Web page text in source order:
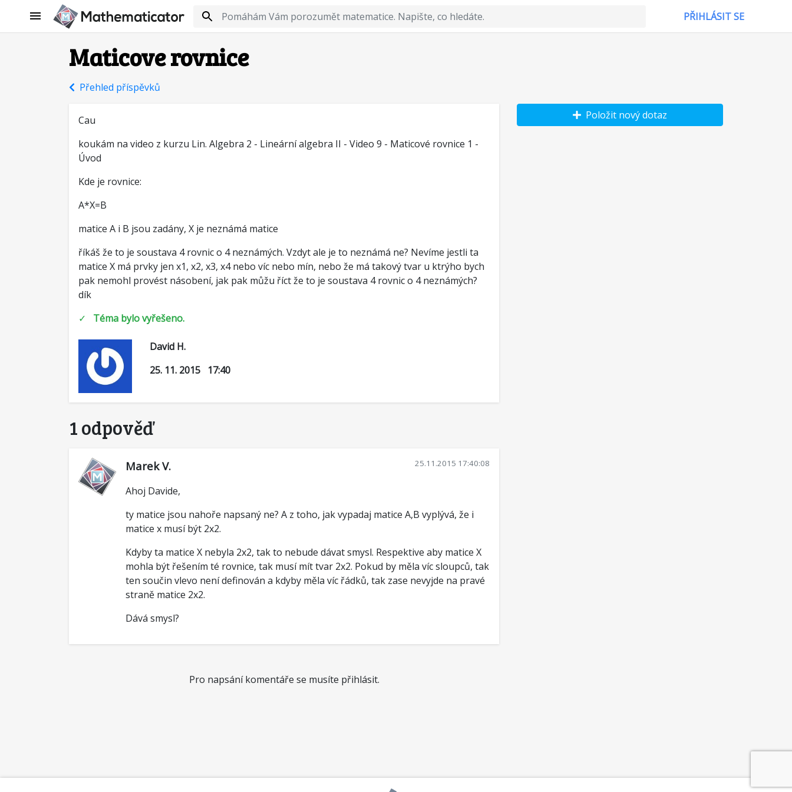
PŘIHLÁSIT SE
Maticove rovnice
Přehled příspěvků
Cau
koukám na video z kurzu Lin. Algebra 2 - Lineární algebra II - Video 9 - Maticové rovnice 1 -
Úvod
Kde je rovnice:
A*X=B
matice A i B jsou zadány, X je neznámá matice
říkáš že to je soustava 4 rovnic o 4 neznámých. Vzdyt ale je to neznámá ne? Nevíme jestli ta
matice X má prvky jen x1, x2, x3, x4 nebo víc nebo mín, nebo že má takový tvar u ktrýho bych
pak nemohl provést násobení, jak pak můžu říct že to je soustava 4 rovnic o 4 neznámých?
dík
✓ Téma bylo vyřešeno.
David H.
25. 11. 2015 17:40
1 odpověď
Marek V. 25.11.2015 17:40:08
Ahoj Davide,
ty matice jsou nahoře napsaný ne? A z toho, jak vypadaj matice A,B vyplývá, že i
matice x musí být 2x2.
Kdyby ta matice X nebyla 2x2, tak to nebude dávat smysl. Respektive aby matice X
mohla být řešením té rovnice, tak musí mít tvar 2x2. Pokud by měla víc sloupců, tak
ten součin vlevo není definován a kdyby měla víc řádků, tak zase nevyjde na pravé
straně matice 2x2.
Dává smysl?
Pro napsání komentáře se musíte přihlásit.
Položit nový dotaz